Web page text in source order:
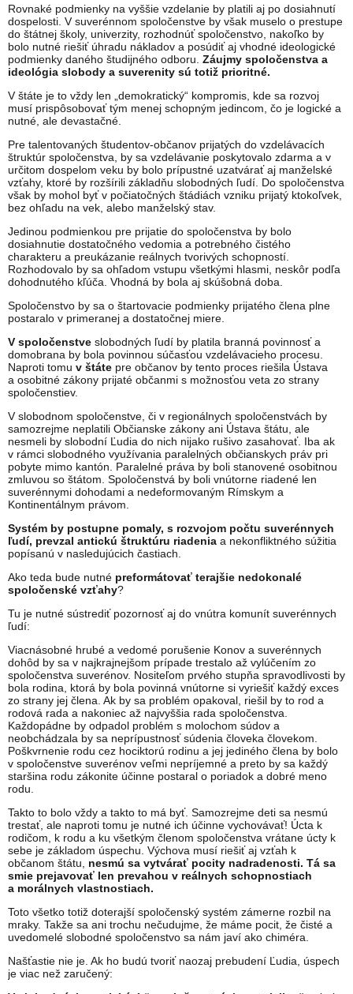
Rovnaké podmienky na vyššie vzdelanie by platili aj po dosiahnutí
dospelosti. V suverénnom spoločenstve by však muselo o prestupe
do štátnej školy, univerzity, rozhodnúť spoločenstvo, nakoľko by
bolo nutné riešiť úhradu nákladov a posúdiť aj vhodné ideologické
podmienky daného študijného odboru. Záujmy spoločenstva a
ideológia slobody a suverenity sú totiž prioritné.
V štáte je to vždy len „demokratický“ kompromis, kde sa rozvoj
musí prispôsobovať tým menej schopným jedincom, čo je logické a
nutné, ale devastačné.
Pre talentovaných študentov-občanov prijatých do vzdelávacích
štruktúr spoločenstva, by sa vzdelávanie poskytovalo zdarma a v
určitom dospelom veku by bolo prípustné uzatvárať aj manželské
vzťahy, ktoré by rozšírili základňu slobodných ľudí. Do spoločenstva
však by mohol byť v počiatočných štádiách vzniku prijatý ktokoľvek,
bez ohľadu na vek, alebo manželský stav.
Jedinou podmienkou pre prijatie do spoločenstva by bolo
dosiahnutie dostatočného vedomia a potrebného čistého
charakteru a preukázanie reálnych tvorivých schopností.
Rozhodovalo by sa ohľadom vstupu všetkými hlasmi, neskôr podľa
dohodnutého kľúča. Vhodná by bola aj skúšobná doba.
Spoločenstvo by sa o štartovacie podmienky prijatého člena plne
postaralo v primeranej a dostatočnej miere.
V spoločenstve slobodných ľudí by platila branná povinnosť a
domobrana by bola povinnou súčasťou vzdelávacieho procesu.
Naproti tomu v štáte pre občanov by tento proces riešila Ústava
a osobitné zákony prijaté občanmi s možnosťou veta zo strany
spoločenstiev.
V slobodnom spoločenstve, či v regionálnych spoločenstvách by
samozrejme neplatili Občianske zákony ani Ústava štátu, ale
nesmeli by slobodní Ľudia do nich nijako rušivo zasahovať. Iba ak
v rámci slobodného využívania paralelných občianskych práv pri
pobyte mimo kantón. Paralelné práva by boli stanovené osobitnou
zmluvou so štátom. Spoločenstvá by boli vnútorne riadené len
suverénnymi dohodami a nedeformovaným Rímskym a
Kontinentálnym právom.
Systém by postupne pomaly, s rozvojom počtu suverénnych
ľudí, prevzal antickú štruktúru riadenia a nekonfliktného súžitia
popísanú v nasledujúcich častiach.
Ako teda bude nutné preformátovať terajšie nedokonalé
spoločenské vzťahy?
Tu je nutné sústrediť pozornosť aj do vnútra komunít suverénnych
ľudí:
Viacnásobné hrubé a vedomé porušenie Konov a suverénnych
dohôd by sa v najkrajnejšom prípade trestalo až vylúčením zo
spoločenstva suverénov. Nositeľom prvého stupňa spravodlivosti by
bola rodina, ktorá by bola povinná vnútorne si vyriešiť každý exces
zo strany jej člena. Ak by sa problém opakoval, riešil by to rod a
rodová rada a nakoniec až najvyššia rada spoločenstva.
Každopádne by odpadol problém s molochom súdov a
neobchádzala by sa neprípustnosť súdenia človeka človekom.
Poškvrnenie rodu cez hociktorú rodinu a jej jediného člena by bolo
v spoločenstve suverénov veľmi nepríjemné a preto by sa každý
staršina rodu zákonite účinne postaral o poriadok a dobré meno
rodu.
Takto to bolo vždy a takto to má byť. Samozrejme deti sa nesmú
trestať, ale naproti tomu je nutné ich účinne vychovávať! Úcta k
rodičom, k rodu a ku všetkým členom spoločenstva vrátane úcty k
sebe je základom úspechu. Výchova musí riešiť aj vzťah k
občanom štátu, nesmú sa vytvárať pocity nadradenosti. Tá sa
smie prejavovať len prevahou v reálnych schopnostiach
a morálnych vlastnostiach.
Toto všetko totiž doterajší spoločenský systém zámerne rozbil na
mraky. Takže sa ani trochu nečudujme, že máme pocit, že čisté a
uvedomelé slobodné spoločenstvo sa nám javí ako chiméra.
Našťastie nie je. Ak ho budú tvoriť naozaj prebudení Ľudia, úspech
je viac než zaručený: